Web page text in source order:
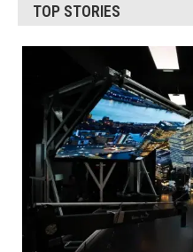
TOP STORIES